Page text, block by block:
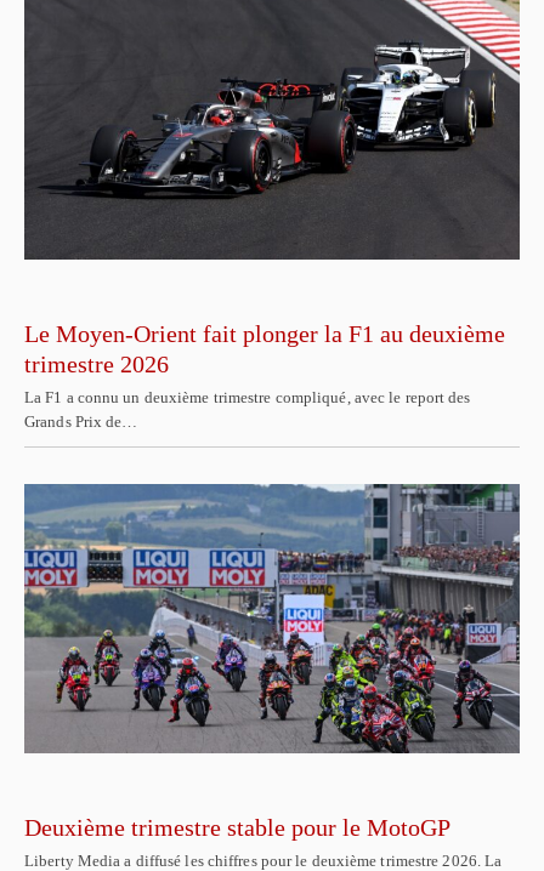
Le Moyen-Orient fait plonger la F1 au deuxième
trimestre 2026
La F1 a connu un deuxième trimestre compliqué, avec le report des
Grands Prix de…
Deuxième trimestre stable pour le MotoGP
Liberty Media a diffusé les chiffres pour le deuxième trimestre 2026. La